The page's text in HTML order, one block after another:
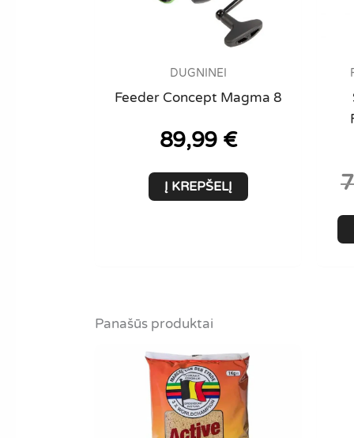
DUGNINEI
Feeder Concept Magma 8
89,99 €
Į KREPŠELĮ
Panašūs produktai